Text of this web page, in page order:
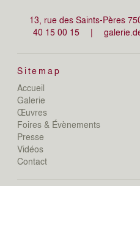
13, rue des Saints-Pères
40 15 00 15
|
Sitemap
Accueil
Galerie
Œuvres
Foires & Évènements
Presse
Vidéos
Contact